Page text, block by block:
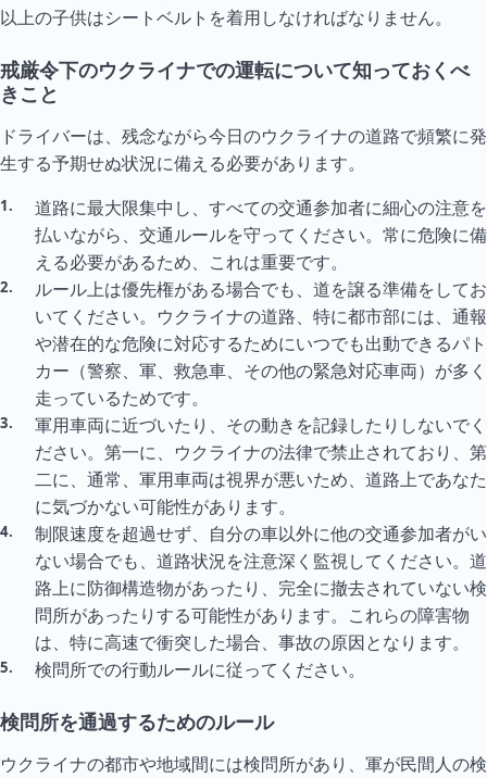
以上の子供はシートベルトを着用しなければなりません。
戒厳令下のウクライナでの運転について知っておくべ
きこと
ドライバーは、残念ながら今日のウクライナの道路で頻繁に発
生する予期せぬ状況に備える必要があります。
道路に最大限集中し、すべての交通参加者に細心の注意を
払いながら、交通ルールを守ってください。常に危険に備
える必要があるため、これは重要です。
ルール上は優先権がある場合でも、道を譲る準備をしてお
いてください。ウクライナの道路、特に都市部には、通報
や潜在的な危険に対応するためにいつでも出動できるパト
カー（警察、軍、救急車、その他の緊急対応車両）が多く
走っているためです。
軍用車両に近づいたり、その動きを記録したりしないでく
ださい。第一に、ウクライナの法律で禁止されており、第
二に、通常、軍用車両は視界が悪いため、道路上であなた
に気づかない可能性があります。
制限速度を超過せず、自分の車以外に他の交通参加者がい
ない場合でも、道路状況を注意深く監視してください。道
路上に防御構造物があったり、完全に撤去されていない検
問所があったりする可能性があります。これらの障害物
は、特に高速で衝突した場合、事故の原因となります。
検問所での行動ルールに従ってください。
検問所を通過するためのルール
ウクライナの都市や地域間には検問所があり、軍が民間人の検